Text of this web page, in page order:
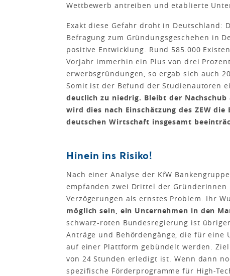
Wettbewerb antreiben und etablierte
Exakt diese Gefahr droht in Deutschland:
Befragung zum Gründungsgeschehen in
positive Entwicklung. Rund 585.000
Vorjahr immerhin ein Plus von drei
erwerbsgründungen, so ergab sich auch
Somit ist der Befund der Studienautoren
deutlich zu niedrig. Bleibt der
wird dies nach Einschätzung des ZEW
deutschen Wirtschaft insgesamt
Hinein ins Risiko!
Nach einer Analyse der KfW
empfanden zwei Drittel der
Verzögerungen als ernstes Problem. Ihr
möglich sein, ein Unternehmen in den
schwarz-roten Bundesregierung ist
Anträge und Behördengänge, die für
auf einer Plattform gebündelt werden.
von 24 Stunden erledigt ist. Wenn dann
spezifische Förderprogramme für High-